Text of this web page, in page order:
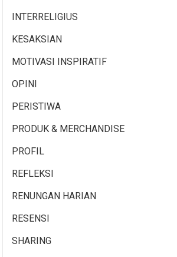
INTERRELIGIUS
KESAKSIAN
MOTIVASI INSPIRATIF
OPINI
PERISTIWA
PRODUK & MERCHANDISE
PROFIL
REFLEKSI
RENUNGAN HARIAN
RESENSI
SHARING